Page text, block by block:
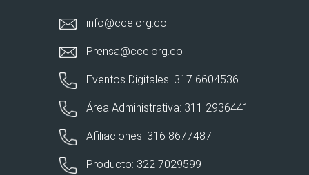
info@cce.org.co
Prensa@cce.org.co
Eventos Digitales: 317 6604536
Área Administrativa: 311 2936441
Afiliaciones: 316 8677487
Producto: 322 7029599